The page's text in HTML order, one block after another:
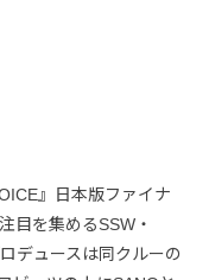
』日本版ファイナ
目を集めるSSW・
デュースは同クルーの